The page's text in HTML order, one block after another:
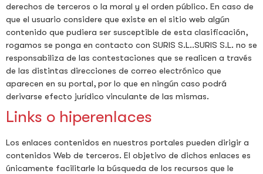
derechos de terceros o la moral y el orden público. En caso de
que el usuario considere que existe en el sitio web algún
contenido que pudiera ser susceptible de esta clasificación,
rogamos se ponga en contacto con SURIS S.L..SURIS S.L. no se
responsabiliza de las contestaciones que se realicen a través
de las distintas direcciones de correo electrónico que
aparecen en su portal, por lo que en ningún caso podrá
derivarse efecto jurídico vinculante de las mismas.
Links o hiperenlaces
Los enlaces contenidos en nuestros portales pueden dirigir a
contenidos Web de terceros. El objetivo de dichos enlaces es
únicamente facilitarle la búsqueda de los recursos que le